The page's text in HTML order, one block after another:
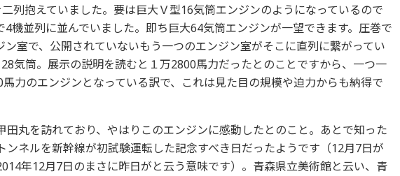
列抱えていました。要は巨大Ｖ型16気筒エンジンのようになっているので
4機並列に並んでいました。即ち巨大64気筒エンジンが一望できます。圧巻で
ン室で、公開されていないもう一つのエンジン室がそこに直列に繋がってい
気筒。展示の説明を読むと１万2800馬力だったとのことですから、一つ一
力のエンジンとなっている訳で、これは見た目の規模や迫力からも納得で
田丸を訪れており、やはりこのエンジンに感動したとのこと。あとで知った
ンネルを新幹線が初試験運転した記念すべき日だったようです（12月7日が
年12月7日のまさに昨日がと云う意味です）。青森県立美術館と云い、青